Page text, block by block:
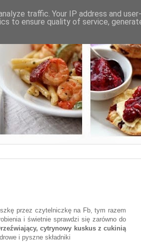
przez czytelniczkę na Fb, tym razem
i świetnie sprawdzi się zarówno do
cytrynowy kuskus z cukinią
i pyszne składniki
traffic. Your IP address and
to ensure quality of service,